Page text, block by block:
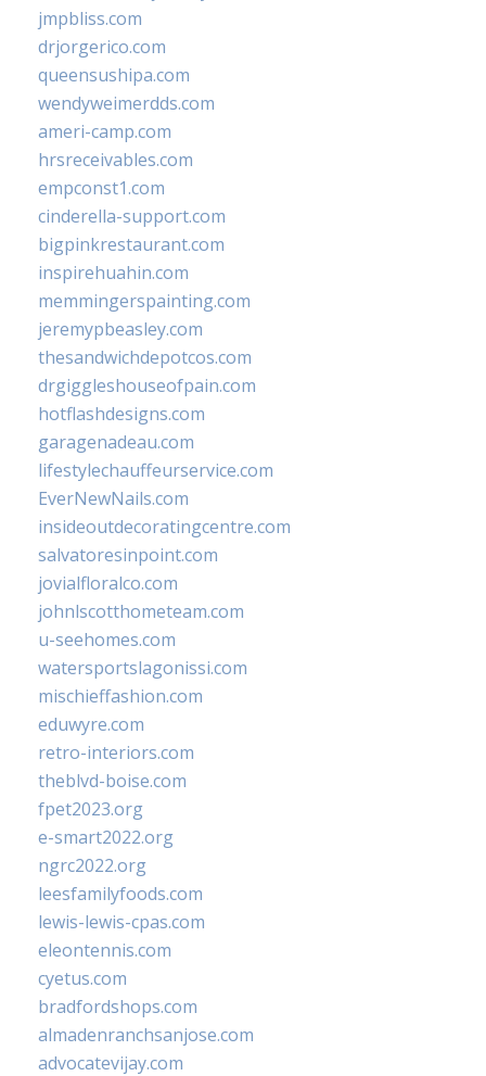
jmpbliss.com
drjorgerico.com
queensushipa.com
wendyweimerdds.com
ameri-camp.com
hrsreceivables.com
empconst1.com
cinderella-support.com
bigpinkrestaurant.com
inspirehuahin.com
memmingerspainting.com
jeremypbeasley.com
thesandwichdepotcos.com
drgiggleshouseofpain.com
hotflashdesigns.com
garagenadeau.com
lifestylechauffeurservice.com
EverNewNails.com
insideoutdecoratingcentre.com
salvatoresinpoint.com
jovialfloralco.com
johnlscotthometeam.com
u-seehomes.com
watersportslagonissi.com
mischieffashion.com
eduwyre.com
retro-interiors.com
theblvd-boise.com
fpet2023.org
e-smart2022.org
ngrc2022.org
leesfamilyfoods.com
lewis-lewis-cpas.com
eleontennis.com
cyetus.com
bradfordshops.com
almadenranchsanjose.com
advocatevijay.com